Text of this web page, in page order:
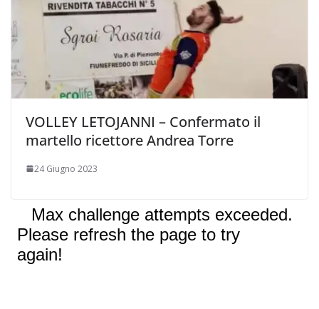
VOLLEY LETOJANNI – Confermato il
martello ricettore Andrea Torre
24 Giugno 2023